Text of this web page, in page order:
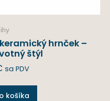
hrnček –
štýl
sa PDV
košíka